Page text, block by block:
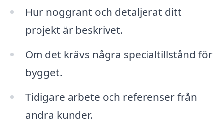
Hur noggrant och detaljerat ditt
projekt är beskrivet.
Om det krävs några specialtillstånd för
bygget.
Tidigare arbete och referenser från
andra kunder.